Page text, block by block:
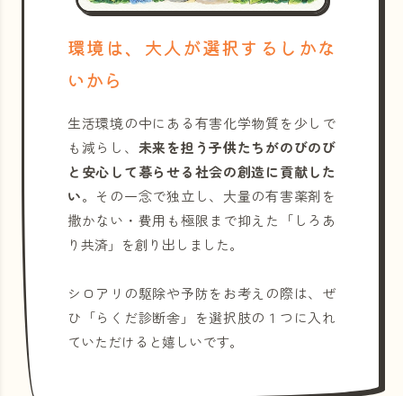
環境は、大人が選択するしかな
いから
生活環境の中にある有害化学物質を少しで
も減らし、 未来を担う子供たちがのびのび
と安心して暮らせる社会の創造に貢献した
い。その一念で独立し、大量の有害薬剤を
撒かない・費用も極限まで抑えた「しろあ
り共済」を創り出しました。
シロアリの駆除や予防をお考えの際は、ぜ
ひ「らくだ診断舎」を選択肢の１つに入れ
ていただけると嬉しいです。